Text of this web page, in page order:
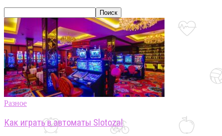
Разное
Как играть в автоматы Slotozal